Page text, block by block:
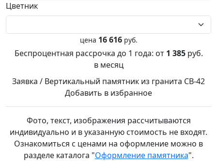
Цветник
цена 16 616 руб.
Беспроцентная рассрочка до 1 года: от 1 385руб.
в месяц
Заявка / Вертикальный памятник из гранита СВ-42
Добавить в избранное
Фото, текст, изображения рассчитываются
индивидуально и в указанную стоимость не входят.
Ознакомиться с ценами на оформление можно в
разделе каталога "Оформление памятника".